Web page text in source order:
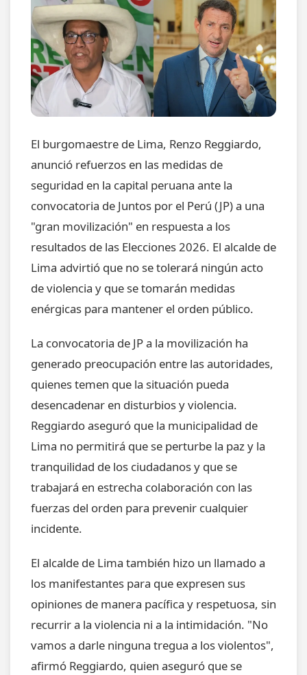
El burgomaestre de Lima, Renzo Reggiardo,
anunció refuerzos en las medidas de
seguridad en la capital peruana ante la
convocatoria de Juntos por el Perú (JP) a una
"gran movilización" en respuesta a los
resultados de las Elecciones 2026. El alcalde de
Lima advirtió que no se tolerará ningún acto
de violencia y que se tomarán medidas
enérgicas para mantener el orden público.
La convocatoria de JP a la movilización ha
generado preocupación entre las autoridades,
quienes temen que la situación pueda
desencadenar en disturbios y violencia.
Reggiardo aseguró que la municipalidad de
Lima no permitirá que se perturbe la paz y la
tranquilidad de los ciudadanos y que se
trabajará en estrecha colaboración con las
fuerzas del orden para prevenir cualquier
incidente.
El alcalde de Lima también hizo un llamado a
los manifestantes para que expresen sus
opiniones de manera pacífica y respetuosa, sin
recurrir a la violencia ni a la intimidación. "No
vamos a darle ninguna tregua a los violentos",
afirmó Reggiardo, quien aseguró que se